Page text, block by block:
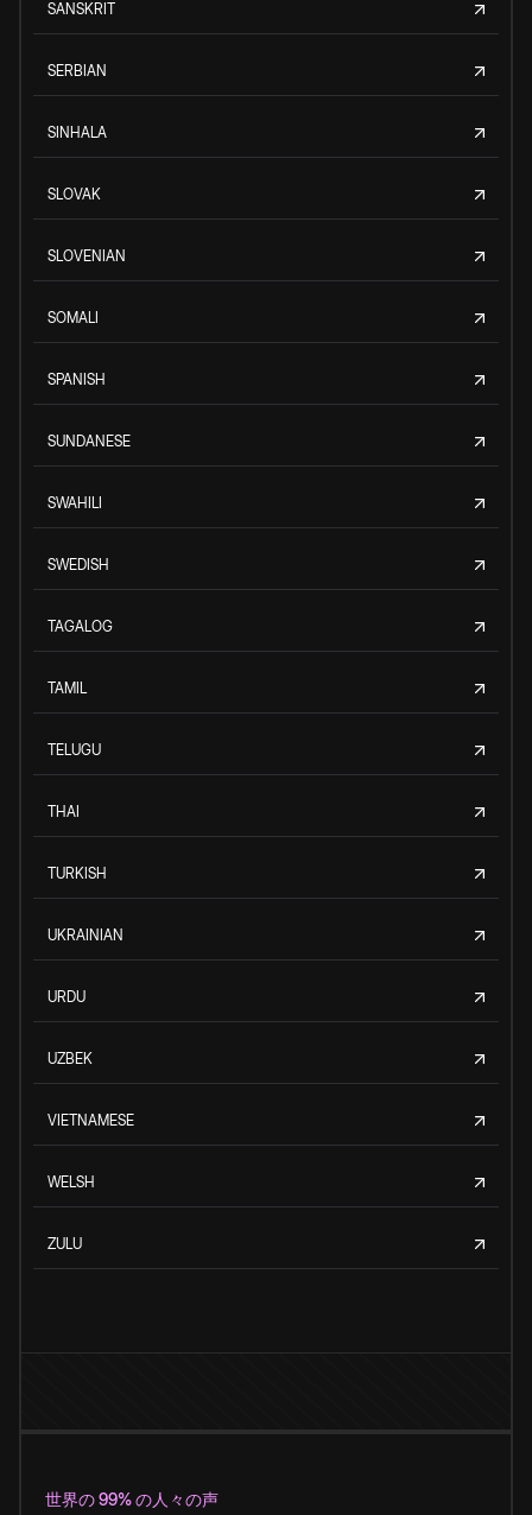
SANSKRIT
SERBIAN
SINHALA
SLOVAK
SLOVENIAN
SOMALI
SPANISH
SUNDANESE
SWAHILI
SWEDISH
TAGALOG
TAMIL
TELUGU
THAI
TURKISH
UKRAINIAN
URDU
UZBEK
VIETNAMESE
WELSH
ZULU
世界の 99% の人々の声